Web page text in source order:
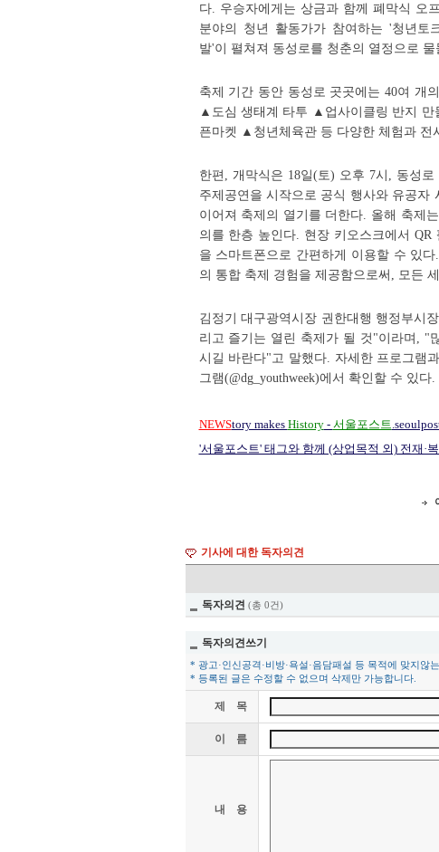
다. 우승자에게는 상금과 함께 폐막식 오
분야의 청년 활동가가 참여하는 '청년토
발'이 펼쳐져 동성로를 청춘의 열정으로 물
축제 기간 동안 동성로 곳곳에는 40여
▲도심 생태계 타투 ▲업사이클링 반지
픈마켓 ▲청년체육관 등 다양한 체험과 전
한편, 개막식은 18일(토) 오후 7시, 동성
주제공연을 시작으로 공식 행사와 유공자
이어져 축제의 열기를 더한다. 올해 축제
의를 한층 높인다. 현장 키오스크에서
을 스마트폰으로 간편하게 이용할 수 있
의 통합 축제 경험을 제공함으로써, 모든
김정기 대구광역시장 권한대행 행정부시
리고 즐기는 열린 축제가 될 것"이라며, "
시길 바란다"고 말했다. 자세한 프로그램
그램(@dg_youthweek)에서 확인할 수 있다.
NEWStory makes History- 서울포스트
'서울포스트' 태그와 함께 (상업목적 외) 전재·
기사에 대한 독자의견
독자의견 (총 0건)
독자의견쓰기
* 광고·인신공격·비방·욕설·음담패설 등 목적에 맞지않
* 등록된 글은 수정할 수 없으며 삭제만 가능합니다.
제 목
이 름
내 용